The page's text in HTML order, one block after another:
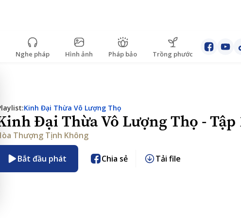
Nghe pháp Hình ảnh Pháp bảo Trồng phước
Kinh Đại Thừa Vô Lượng Thọ
Đại Thừa Vô Lượng Thọ - Tập
Thượng Tịnh Không
Bắt đầu phát Chia sẻ Tải file